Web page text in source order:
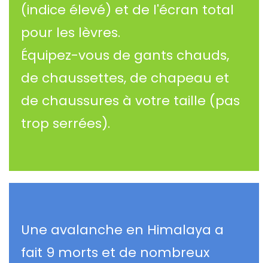
(indice élevé) et de l'écran total
pour les lèvres.
Équipez-vous de gants chauds,
de chaussettes, de chapeau et
de chaussures à votre taille (pas
trop serrées).
Une avalanche en Himalaya a
fait 9 morts et de nombreux